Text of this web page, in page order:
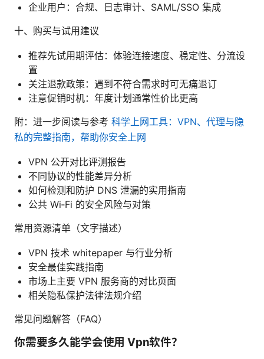
企业用户：合规、日志审计、SAML/SSO 集成
十、购买与试用建议
推荐先试用期评估：体验连接速度、稳定性、分流设
置
关注退款政策：遇到不符合需求时可无痛退订
注意促销时机：年度计划通常性价比更高
附：进一步阅读与参考 科学上网工具：VPN、代理与隐
私的完整指南，帮助你安全上网
VPN 公开对比评测报告
不同协议的性能差异分析
如何检测和防护 DNS 泄漏的实用指南
公共 Wi‑Fi 的安全风险与对策
常用资源清单（文字描述）
VPN 技术 whitepaper 与行业分析
安全最佳实践指南
市场上主要 VPN 服务商的对比页面
相关隐私保护法律法规介绍
常见问题解答（FAQ）
你需要多久能学会使用 Vpn软件？